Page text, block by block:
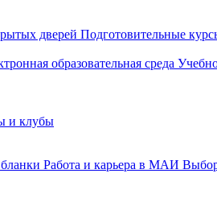
дверей Подготовительные
образовательная среда
и клубы
Работа и карьера в МАИ